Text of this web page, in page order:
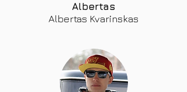
Albertas
Albertas Kvarinskas